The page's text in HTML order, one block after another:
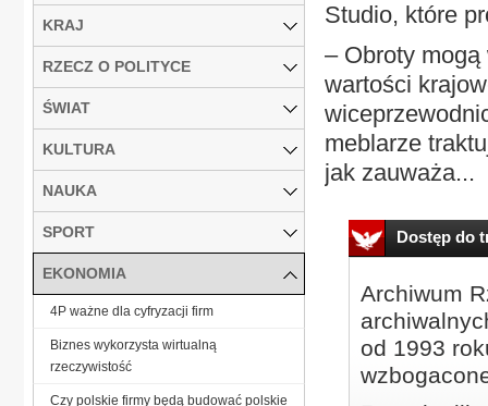
Studio, które
– Obroty
wartości
meblarze
jak zauważa...
Dostęp do
Archiwum
od 1993
KRAJ
RZECZ O POLITYCE
ŚWIAT
KULTURA
NAUKA
SPORT
EKONOMIA
4P ważne dla cyfryzacji firm
Biznes wykorzysta wirtualną
rzeczywistość
Czy polskie firmy będą budować polskie